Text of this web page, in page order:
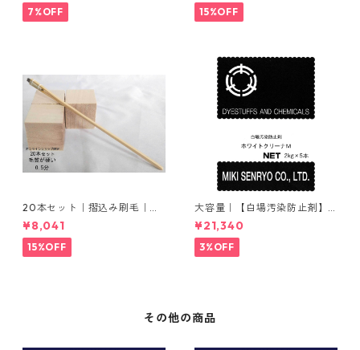
7%OFF 15%OFF
20本セット｜摺込み刷毛｜夏
毛（毛質が硬い）0.5分
¥8,041
15%OFF
大容量｜【白場汚染防止剤】
｜2kg×5本｜ホワイトクリー
ナＭ
¥21,340
3%OFF
その他の商品